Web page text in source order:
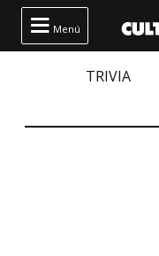
 Menú
TRIVIA